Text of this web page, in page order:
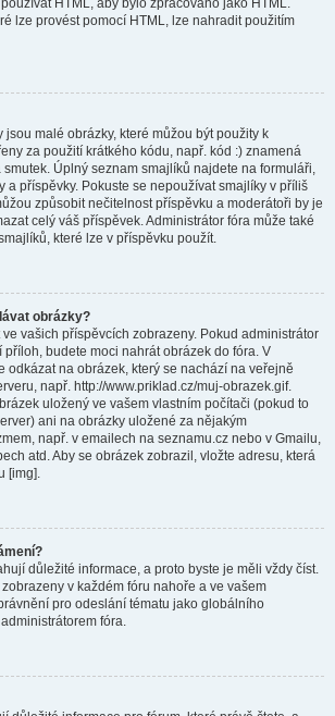
HTML, aby bylo zpracováno jako HTML.
lze provést pomocí HTML, lze nahradit použitím
malé obrázky, které můžou být použity k
za použití krátkého kódu, např. kód :) znamená
Úplný seznam smajlíků najdete na formuláři,
a příspěvky. Pokuste se nepoužívat smajlíky v příliš
způsobit nečitelnost příspěvku a moderátoři by je
celý váš příspěvek. Administrátor fóra může také
které lze v příspěvku použít.
obrázky?
vašich příspěvcích zobrazeny. Pokud administrátor
budete moci nahrát obrázek do fóra. V
odkázat na obrázek, který se nachází na veřejně
např. http://www.priklad.cz/muj-obrazek.gif.
uložený ve vašem vlastním počítači (pokud to
ani na obrázky uložené za nějakým
např. v emailech na seznamu.cz nebo v Gmailu,
atd. Aby se obrázek zobrazil, vložte adresu, která
[img].
důležité informace, a proto byste je měli vždy číst.
v každém fóru nahoře a ve vašem
pro odeslání tématu jako globálního
fóra.